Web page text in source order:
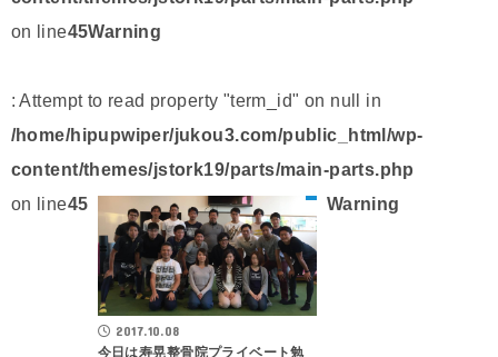
on line45Warning
: Attempt to read property "term_id" on null in
/home/hipupwiper/jukou3.com/public_html/wp-
content/themes/jstork19/parts/main-parts.php
on line45
2017.10.08
今日は寿晃整骨院プライベート勉
Warning